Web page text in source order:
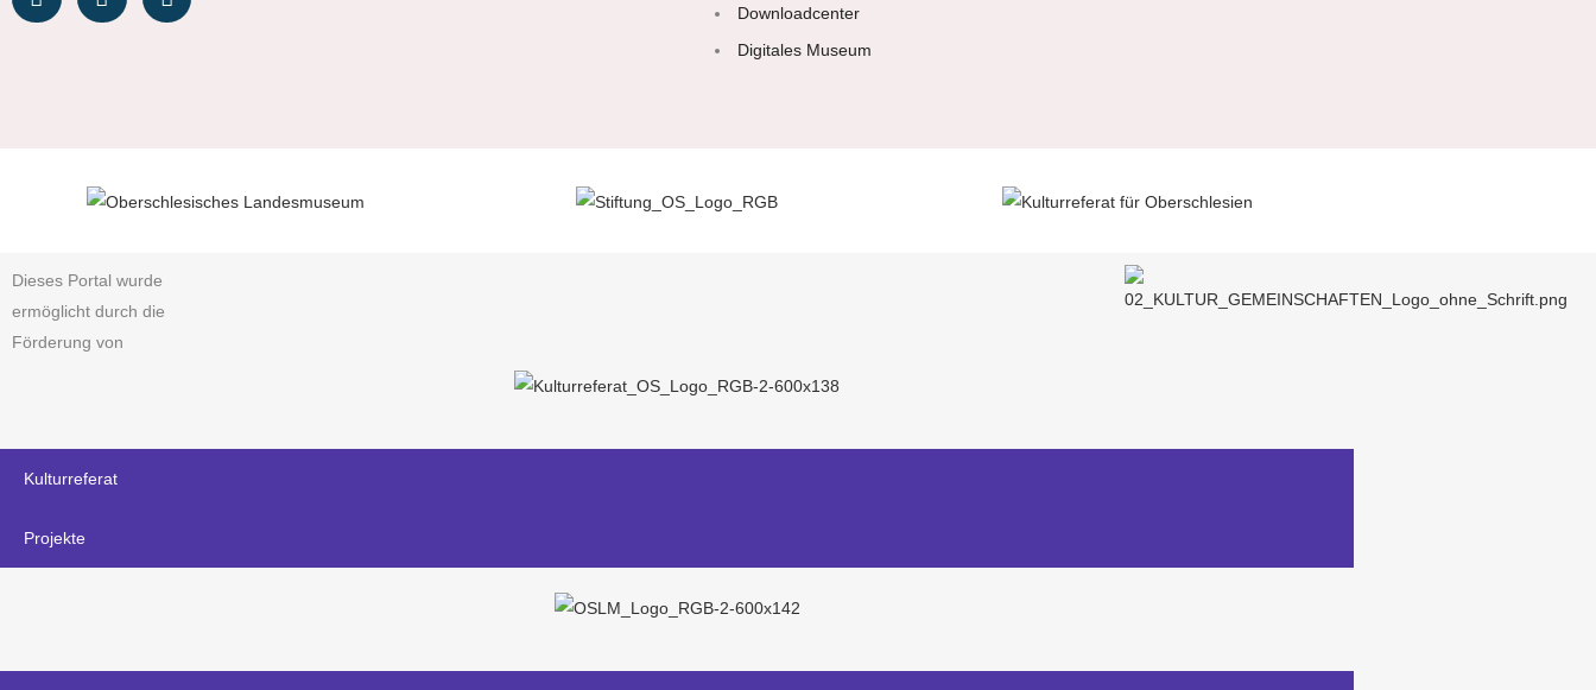
Downloadcenter
Digitales Museum
Dieses Portal wurde
ermöglicht durch die
Förderung von
Kulturreferat
Projekte